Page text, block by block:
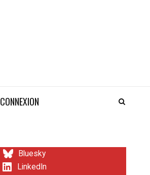
CONNEXION
Bluesky
LinkedIn